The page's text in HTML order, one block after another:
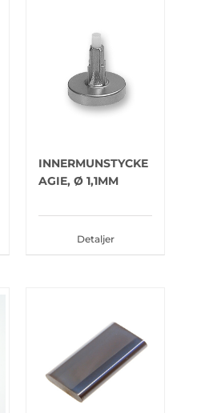
INNERMUNSTYCKE
AGIE, Ø 1,1MM
Detaljer